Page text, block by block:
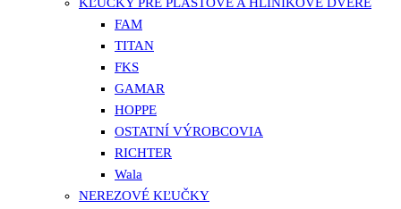
FAM
TITAN
FKS
GAMAR
HOPPE
OSTATNÍ VÝROBCOVIA
RICHTER
Wala
NEREZOVÉ KĽUČKY